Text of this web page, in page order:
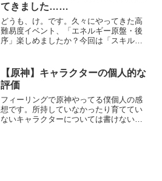
てきました……
どうも、け。です。久々にやってきた高
難易度イベント、「エネルギー原盤・後
序」楽しめましたか？今回は「スキルク
ー原盤・後序でノエル使いとしての義務
を果たしてきました……今...
【原神】キャラクターの個人的な
評価
フィーリングで原神やってる僕個人の感
想です。所持していなかったり育ててい
ないキャラクターについては書けないの